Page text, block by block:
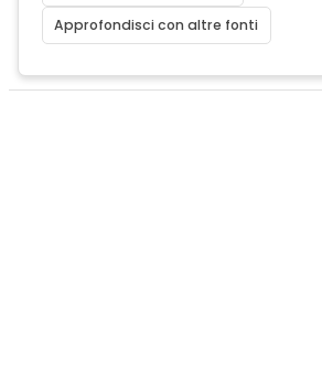
Approfondisci con altre fonti